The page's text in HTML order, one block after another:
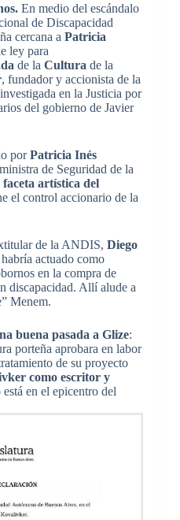
En medio del escándalo
de Discapacidad
cercana a Patricia
ley para
de la Cultura de la
, fundador y accionista de la
en la Justicia por
del gobierno de Javier
porPatricia Inés
de Seguridad de la
faceta artística del
el control accionario de la
de la ANDIS, Diego
actuado como
en la compra de
discapacidad. Allí alude a
Menem.
buena pasada a Glize:
porteña aprobara en labor
de su proyecto
como escritor y
en el epicentro del